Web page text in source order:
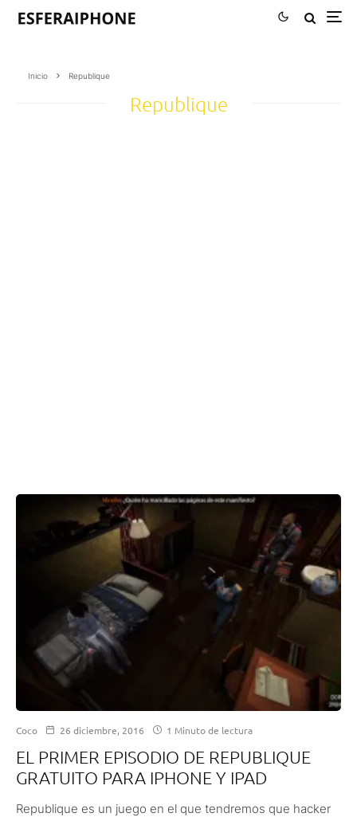
Inicio Republique
Republique
Coco 26 diciembre, 2016 1 Minuto de lectura
EL PRIMER EPISODIO DE REPUBLIQUE
GRATUITO PARA IPHONE Y IPAD
Republique es un juego en el que tendremos que hacker